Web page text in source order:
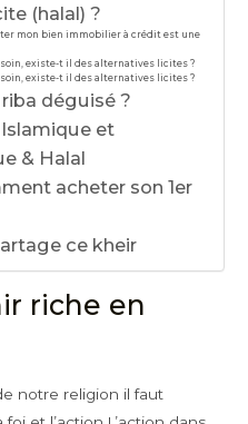
(halal) ?
mon bien immobilier à crédit est une
existe-t il des alternatives licites ?
existe-t il des alternatives licites ?
déguisé ?
et
& Halal
acheter son 1er
ce kheir
riche en
notre religion il faut